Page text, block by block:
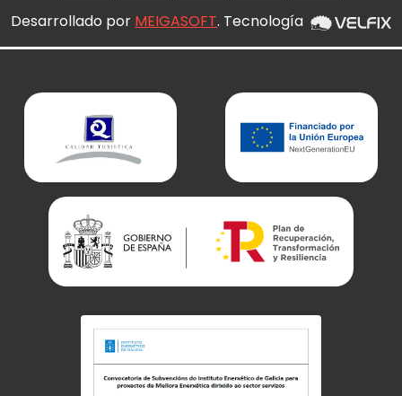
Desarrollado por MEIGASOFT. Tecnología